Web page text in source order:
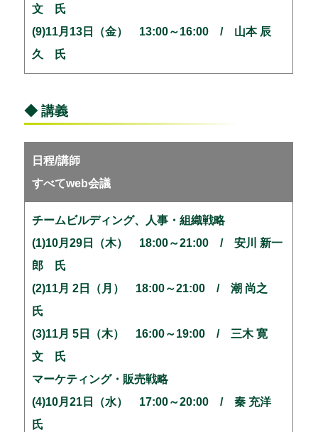
文 氏
(9)11月13日（金） 13:00～16:00 / 山本 辰
久 氏
◆ 講義
日程/講師
すべてweb会議
チームビルディング、人事・組織戦略
(1)10月29日（木） 18:00～21:00 / 安川 新一
郎 氏
(2)11月 2日（月） 18:00～21:00 / 潮 尚之
氏
(3)11月 5日（木） 16:00～19:00 / 三木 寛
文 氏
マーケティング・販売戦略
(4)10月21日（水） 17:00～20:00 / 秦 充洋
氏